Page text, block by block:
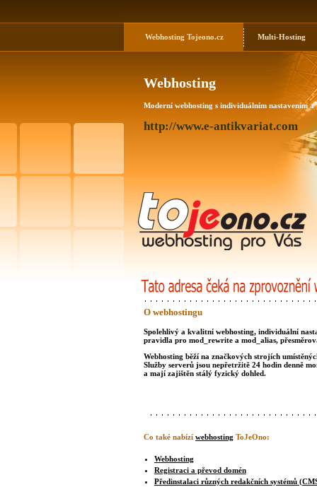
Webhosting Tojeono.cz Multi-Hosting
Webhosting
Moderní webhosting s individuálním nastavením a
http://www.e-antikvariat.com
O webhostingu
Spolehlivý a kvalitní webhosting, individuální
pravidla pro mod_rewrite a mod_alias,
Webhosting běží na značkových strojích
Služby serverů jsou nepřetržitě 24 hodin denně
a mají zajištěn stálý fyzický dohled.
Co také nabízí webhosting ToJeOno:
Webhosting
Registraci a převod domén
Předinstalaci různých redakčních systémů